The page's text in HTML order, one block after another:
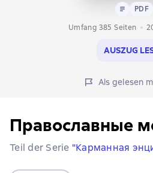
Text PDF
PDF
Umfang 385 Seiten
AUSZUG
Als gelesen
Православные
Teil der Serie "Карманная